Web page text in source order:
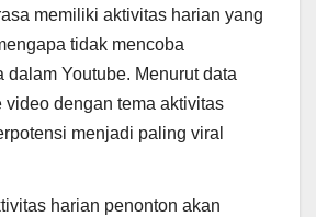
memiliki aktivitas harian yang
tidak mencoba
dalam Youtube. Menurut data
video dengan tema aktivitas
menjadi paling viral
harian penonton akan